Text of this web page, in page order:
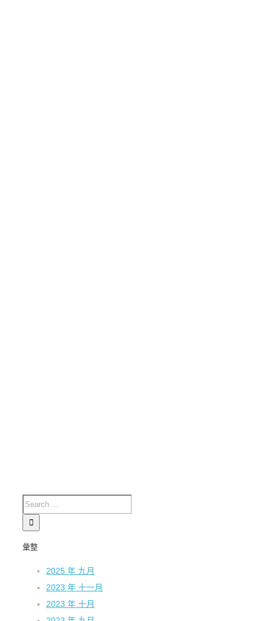
彙整
2025 年 九月
2023 年 十一月
2023 年 十月